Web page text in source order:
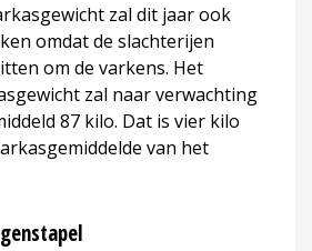
zal dit jaar ook
omdat de slachterijen
om de varkens. Het
zal naar verwachting
87 kilo. Dat is vier kilo
van het